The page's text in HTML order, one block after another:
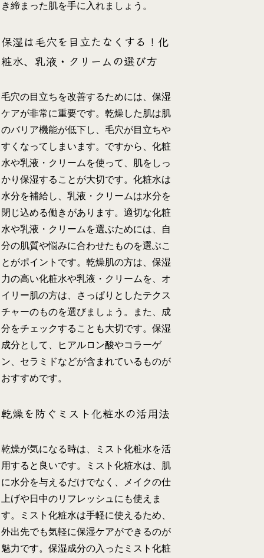
き締まった肌を手に入れましょう。
保湿は毛穴を目立たなくする！化
粧水、乳液・クリームの選び方
毛穴の目立ちを改善するためには、保湿
ケアが非常に重要です。乾燥した肌は肌
のバリア機能が低下し、毛穴が目立ちや
すくなってしまいます。ですから、化粧
水や乳液・クリームを使って、肌をしっ
かり保湿することが大切です。化粧水は
水分を補給し、乳液・クリームは水分を
閉じ込める働きがあります。適切な化粧
水や乳液・クリームを選ぶためには、自
分の肌質や悩みに合わせたものを選ぶこ
とがポイントです。乾燥肌の方は、保湿
力の高い化粧水や乳液・クリームを、オ
イリー肌の方は、さっぱりとしたテクス
チャーのものを選びましょう。また、成
分をチェックすることも大切です。保湿
成分として、ヒアルロン酸やコラーゲ
ン、セラミドなどが含まれているものが
おすすめです。
乾燥を防ぐミスト化粧水の活用法
乾燥が気になる時は、ミスト化粧水を活
用すると良いです。ミスト化粧水は、肌
に水分を与えるだけでなく、メイクの仕
上げや日中のリフレッシュにも使えま
す。ミスト化粧水は手軽に使えるため、
外出先でも気軽に保湿ケアができるのが
魅力です。保湿成分の入ったミスト化粧